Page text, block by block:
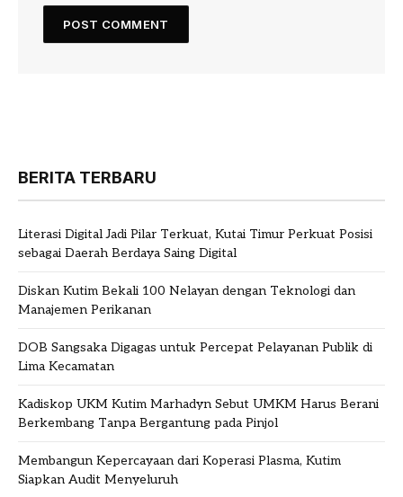
BERITA TERBARU
Literasi Digital Jadi Pilar Terkuat, Kutai Timur Perkuat Posisi
sebagai Daerah Berdaya Saing Digital
Diskan Kutim Bekali 100 Nelayan dengan Teknologi dan
Manajemen Perikanan
DOB Sangsaka Digagas untuk Percepat Pelayanan Publik di
Lima Kecamatan
Kadiskop UKM Kutim Marhadyn Sebut UMKM Harus Berani
Berkembang Tanpa Bergantung pada Pinjol
Membangun Kepercayaan dari Koperasi Plasma, Kutim
Siapkan Audit Menyeluruh